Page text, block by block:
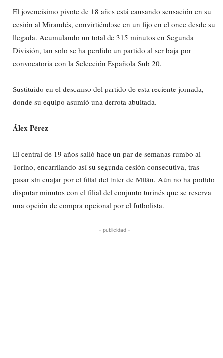
El jovencísimo pivote de 18 años está causando sensación en su
cesión al Mirandés, convirtiéndose en un fijo en el once desde su
llegada. Acumulando un total de 315 minutos en Segunda
División, tan solo se ha perdido un partido al ser baja por
convocatoria con la Selección Española Sub 20.
Sustituido en el descanso del partido de esta reciente jornada,
donde su equipo asumió una derrota abultada.
Álex Pérez
El central de 19 años salió hace un par de semanas rumbo al
Torino, encarrilando así su segunda cesión consecutiva, tras
pasar sin cuajar por el filial del Inter de Milán. Aún no ha podido
disputar minutos con el filial del conjunto turinés que se reserva
una opción de compra opcional por el futbolista.
- publicidad -